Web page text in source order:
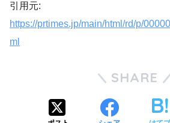
引用元:
https://prtimes.jp/main/html/rd/p/
ml
SHARE